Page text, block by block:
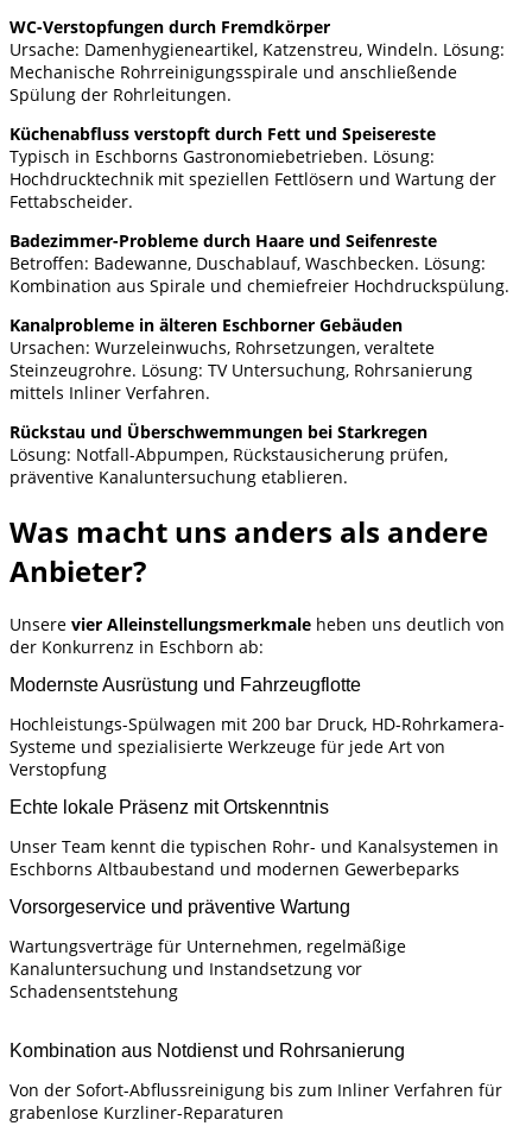
WC-Verstopfungen durch Fremdkörper
Ursache: Damenhygieneartikel, Katzenstreu, Windeln. Lösung:
Mechanische Rohrreinigungsspirale und anschließende
Spülung der Rohrleitungen.
Küchenabfluss verstopft durch Fett und Speisereste
Typisch in Eschborns Gastronomiebetrieben. Lösung:
Hochdrucktechnik mit speziellen Fettlösern und Wartung der
Fettabscheider.
Badezimmer-Probleme durch Haare und Seifenreste
Betroffen: Badewanne, Duschablauf, Waschbecken. Lösung:
Kombination aus Spirale und chemiefreier Hochdruckspülung.
Kanalprobleme in älteren Eschborner Gebäuden
Ursachen: Wurzeleinwuchs, Rohrsetzungen, veraltete
Steinzeugrohre. Lösung: TV Untersuchung, Rohrsanierung
mittels Inliner Verfahren.
Rückstau und Überschwemmungen bei Starkregen
Lösung: Notfall-Abpumpen, Rückstausicherung prüfen,
präventive Kanaluntersuchung etablieren.
Was macht uns anders als andere
Anbieter?
Unsere vier Alleinstellungsmerkmale heben uns deutlich von
der Konkurrenz in Eschborn ab:
Modernste Ausrüstung und Fahrzeugflotte
Hochleistungs-Spülwagen mit 200 bar Druck, HD-Rohrkamera-
Systeme und spezialisierte Werkzeuge für jede Art von
Verstopfung
Echte lokale Präsenz mit Ortskenntnis
Unser Team kennt die typischen Rohr- und Kanalsystemen in
Eschborns Altbaubestand und modernen Gewerbeparks
Vorsorgeservice und präventive Wartung
Wartungsverträge für Unternehmen, regelmäßige
Kanaluntersuchung und Instandsetzung vor
Schadensentstehung
Kombination aus Notdienst und Rohrsanierung
Von der Sofort-Abflussreinigung bis zum Inliner Verfahren für
grabenlose Kurzliner-Reparaturen